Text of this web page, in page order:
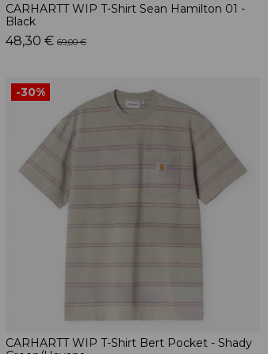
CARHARTT WIP T-Shirt Sean Hamilton 01 -
Black
48,30 € 69,00 €
-30%
CARHARTT WIP T-Shirt Bert Pocket - Shady